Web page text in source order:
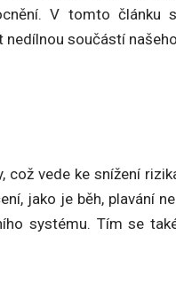
V tomto článku
součástí
vede ke snížení
jako je běh, plavání
systému. Tím se